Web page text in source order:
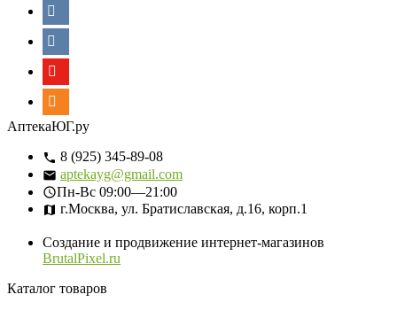
АптекаЮГ.ру
8 (925) 345-89-08
aptekayg@gmail.com
Пн-Вс 09:00—21:00
г.Москва, ул. Братиславская, д.16, корп.1
Создание и продвижение интернет-магазинов
BrutalPixel.ru
Каталог товаров